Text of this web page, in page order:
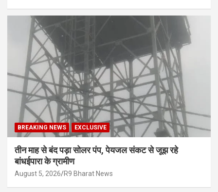
BREAKING NEWS EXCLUSIVE
तीन माह से बंद पड़ा सोलर पंप, पेयजल संकट से जूझ रहे
बांधईपारा के ग्रामीण
August 5, 2026 R9 Bharat News